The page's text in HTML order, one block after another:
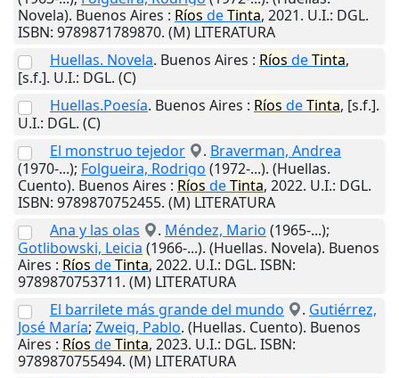
Novela). Buenos Aires : Ríos deTinta, 2021. U.I.: DGL.
ISBN: 9789871789870. (M) LITERATURA
Huellas. Novela. Buenos Aires : Ríos deTinta,
[s.f.]. U.I.: DGL. (C)
Huellas.Poesía. Buenos Aires : Ríos deTinta, [s.f.].
U.I.: DGL. (C)
El monstruo tejedor
. Braverman, Andrea
(1970-...); Folgueira, Rodrigo (1972-...). (Huellas.
Cuento). Buenos Aires : Ríos deTinta, 2022. U.I.: DGL.
ISBN: 9789870752455. (M) LITERATURA
Ana y las olas
. Méndez, Mario (1965-...);
Gotlibowski, Leicia (1966-...). (Huellas. Novela). Buenos
Aires : Ríos deTinta, 2022. U.I.: DGL. ISBN:
9789870753711. (M) LITERATURA
El barrilete más grande del mundo
. Gutiérrez,
José María; Zweig, Pablo. (Huellas. Cuento). Buenos
Aires : Ríos deTinta, 2023. U.I.: DGL. ISBN:
9789870755494. (M) LITERATURA